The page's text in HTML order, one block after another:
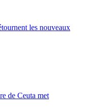
les nouveaux
de Ceuta met